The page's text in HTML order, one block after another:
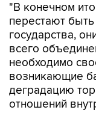
"В конечном
перестают
государства,
всего
необходимо
возникающие
деградацию
отношений